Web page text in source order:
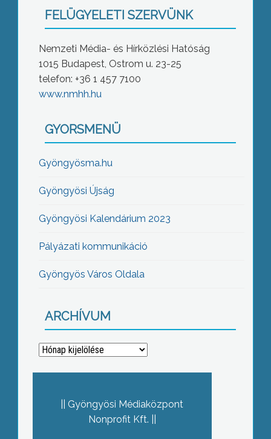
FELÜGYELETI SZERVÜNK
Nemzeti Média- és Hírközlési Hatóság
1015 Budapest, Ostrom u. 23-25
telefon: +36 1 457 7100
www.nmhh.hu
GYORSMENÜ
Gyöngyösma.hu
Gyöngyösi Újság
Gyöngyösi Kalendárium 2023
Pályázati kommunikáció
Gyöngyös Város Oldala
ARCHÍVUM
Archívum
Gyöngyösi Médiaközpont
Nonprofit Kft.